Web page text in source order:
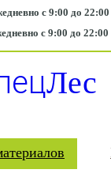
с 9:00 до 22:00
с 9:00 до 22:00
Лес